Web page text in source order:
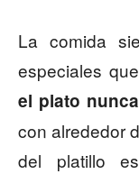
La comida
especiales
el plato
con alrededor
del platillo